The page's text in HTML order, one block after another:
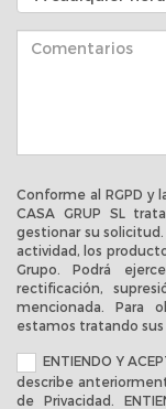
Conforme al RGPD y
CASA GRUP SL
gestionar su
actividad, los
Grupo. Podrá
rectificación,
mencionada. Para
estamos tratando
ENTIENDO Y
describe
de Privacidad .